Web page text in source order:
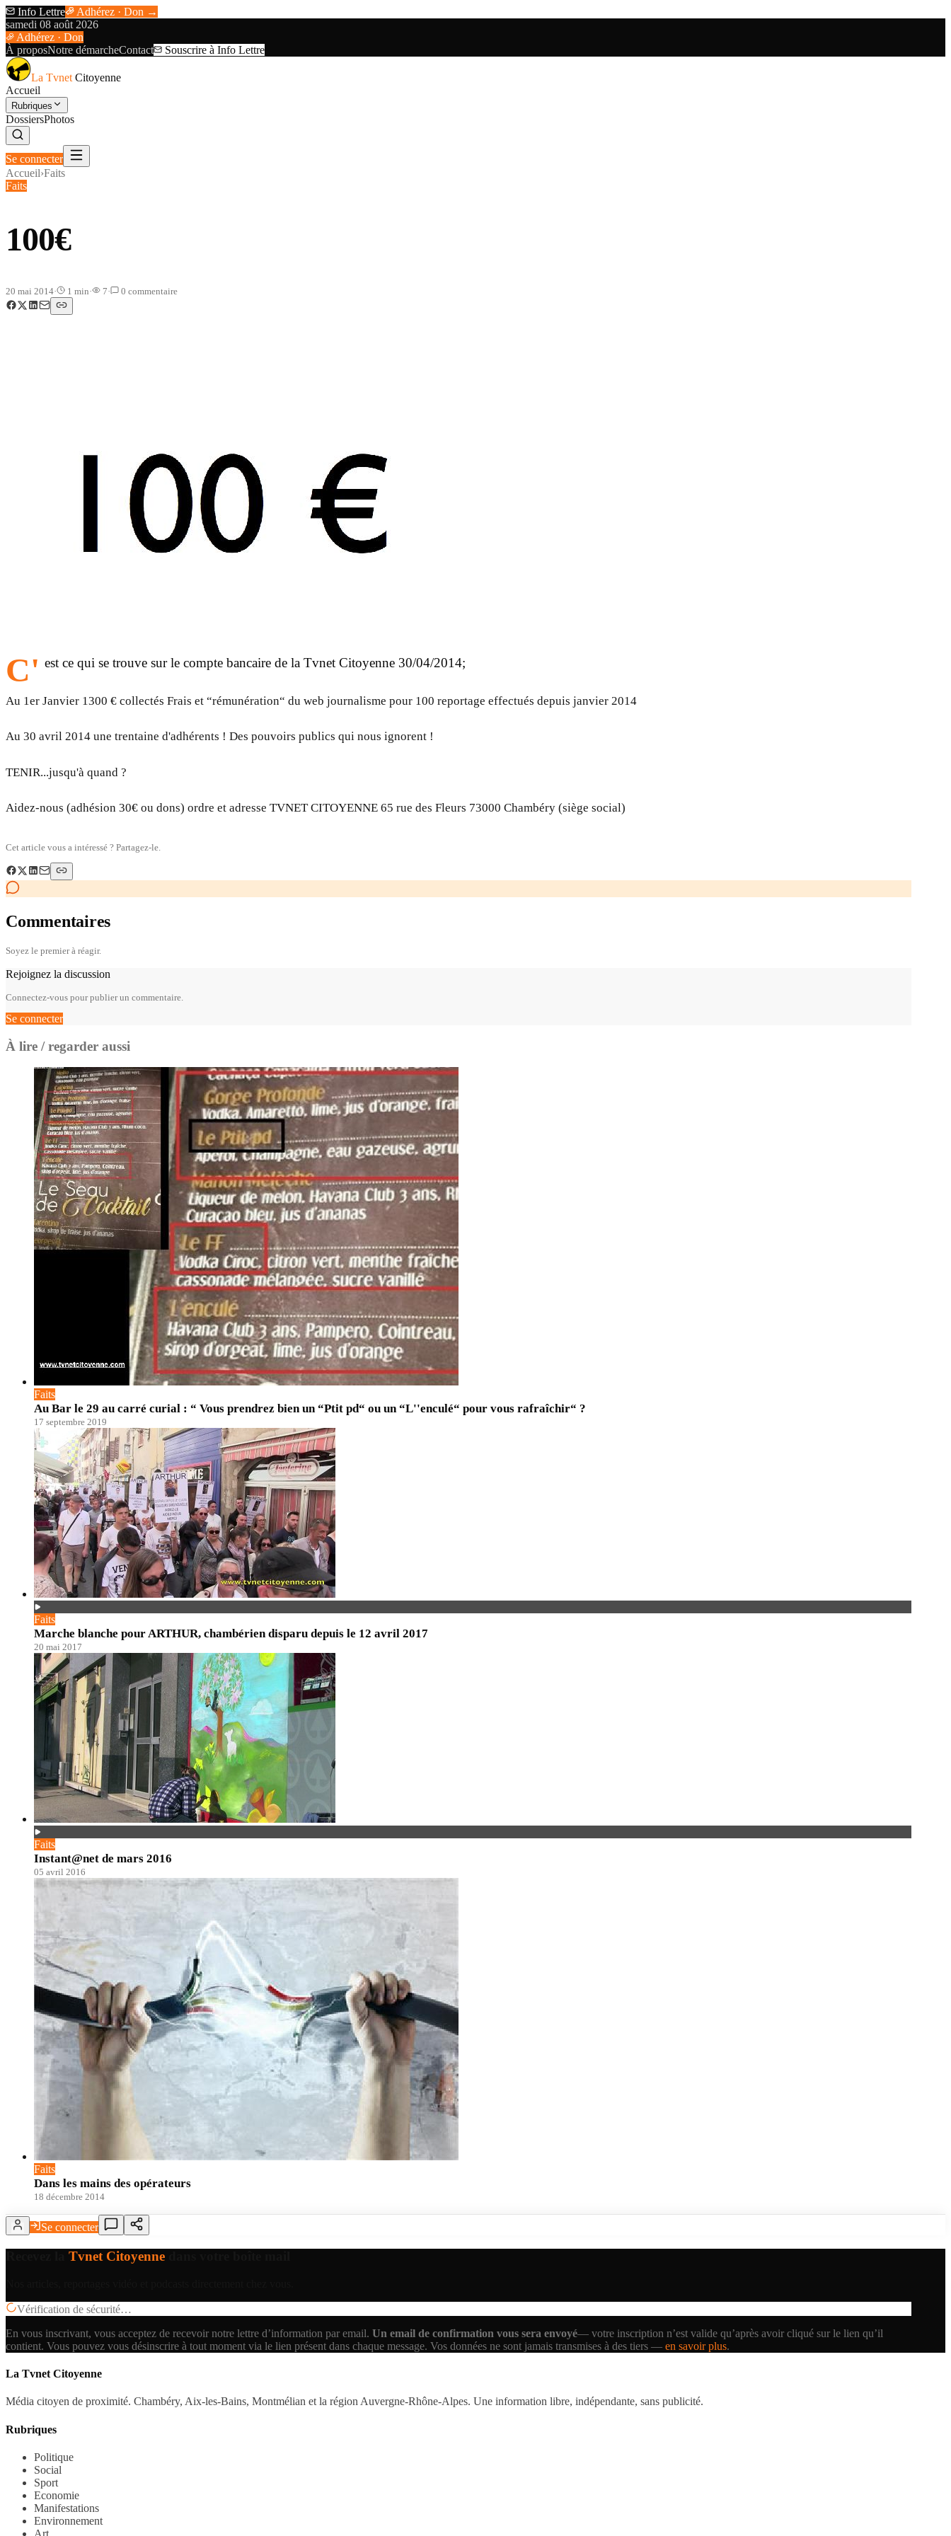
Info Lettre
Adhérez · Don →
samedi 08 août 2026
Adhérez · Don
À proposNotre démarcheContact Souscrire à Info Lettre
La Tvnet Citoyenne
Accueil
Rubriques
DossiersPhotos
Se connecter
Accueil›Faits
Faits
100€
20 mai 2014· 1 min· 7· 0 commentaire
C' est ce qui se trouve sur le compte bancaire de la Tvnet Citoyenne 30/04/2014;
Au 1er Janvier 1300 € collectés Frais et “rémunération“ du web journalisme pour 100 reportage effectués depuis janvier 2014
Au 30 avril 2014 une trentaine d'adhérents ! Des pouvoirs publics qui nous ignorent !
TENIR...jusqu'à quand ?
Aidez-nous (adhésion 30€ ou dons) ordre et adresse TVNET CITOYENNE 65 rue des Fleurs 73000 Chambéry (siège social)
Cet article vous a intéressé ? Partagez-le.
Commentaires
Soyez le premier à réagir.
Rejoignez la discussion
Connectez-vous pour publier un commentaire.
Se connecter
À lire / regarder aussi
Faits
Au Bar le 29 au carré curial : “ Vous prendrez bien un “Ptit pd“ ou un “L''enculé“ pour vous rafraîchir“ ?
17 septembre 2019
Faits
Marche blanche pour ARTHUR, chambérien disparu depuis le 12 avril 2017
20 mai 2017
Faits
Instant@net de mars 2016
05 avril 2016
Faits
Dans les mains des opérateurs
18 décembre 2014
Se connecter
Tvnet Citoyenne
Vérification de sécurité…
En vous inscrivant, vous acceptez de recevoir notre lettre d’information par email. Un email de confirmation vous sera envoyé— votre inscription n’est valide qu’après avoir cliqué sur le lien qu’il
contient. Vous pouvez vous désinscrire à tout moment via le lien présent dans chaque message. Vos données ne sont jamais transmises à des tiers — en savoir plus.
La Tvnet Citoyenne
Média citoyen de proximité. Chambéry, Aix-les-Bains, Montmélian et la région Auvergne-Rhône-Alpes. Une information libre, indépendante, sans publicité.
Rubriques
Politique
Social
Sport
Economie
Manifestations
Environnement
Art